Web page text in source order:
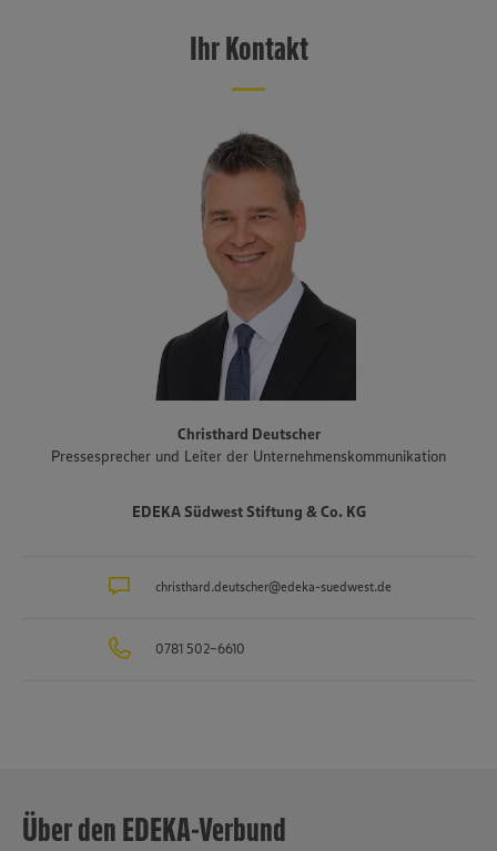
einen Verbund-Einzelhandelsumsatz von 11 Milliarden Euro. Mit rund
1.100 Märkten, größtenteils betrieben von selbstständigen
Hessens und Teile Bayerns. Zum Unternehmensverbund gehören
auch der Fleisch- und Wurstwarenhersteller EDEKA Südwest Fleisch
inklusive Produktionsstandort Schwarzwaldhof für Schwarzwälder
Schinken und geräucherte Produkte, die Bäckereigruppe Backkultur,
der Mineralbrunnen Schwarzwald-Sprudel, der Ortenauer
Weinkeller und der Fischwarenspezialist Frischkost. Einer der
Schwerpunkte des Sortiments der Märkte liegt auf Produkten aus
der Region. Im Rahmen der Regionalmarke „Unsere Heimat“
arbeitet EDEKA Südwest beispielsweise mit mehr als 1.500
Erzeugern und Lieferanten aus Bundesländern des Vertriebsgebiets
zusammen. Eine Auswahl an Partnerbetrieben der regionalen
Landwirtschaft im Überblick gibt es unter
Unternehmensverbund, inklusive des selbständigen Einzelhandels,
ist mit rund 47.000 Mitarbeitenden, darunter etwa 3.400
Arbeitgeber und Ausbilder in der Region. Insgesamt etwa 10.000
Mitarbeitende arbeiten an den Bedientheken für Fleisch und Wurst
Ihr Kontakt
Christhard Deutscher
Pressesprecher und Leiter der Unternehmenskommunikation
EDEKA Südwest Stiftung & Co. KG
christhard.deutscher@edeka-suedwest.de
0781 502-6610
Über den EDEKA-Verbund